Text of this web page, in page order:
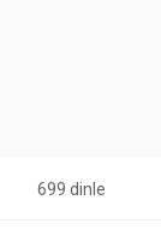
699 dinle